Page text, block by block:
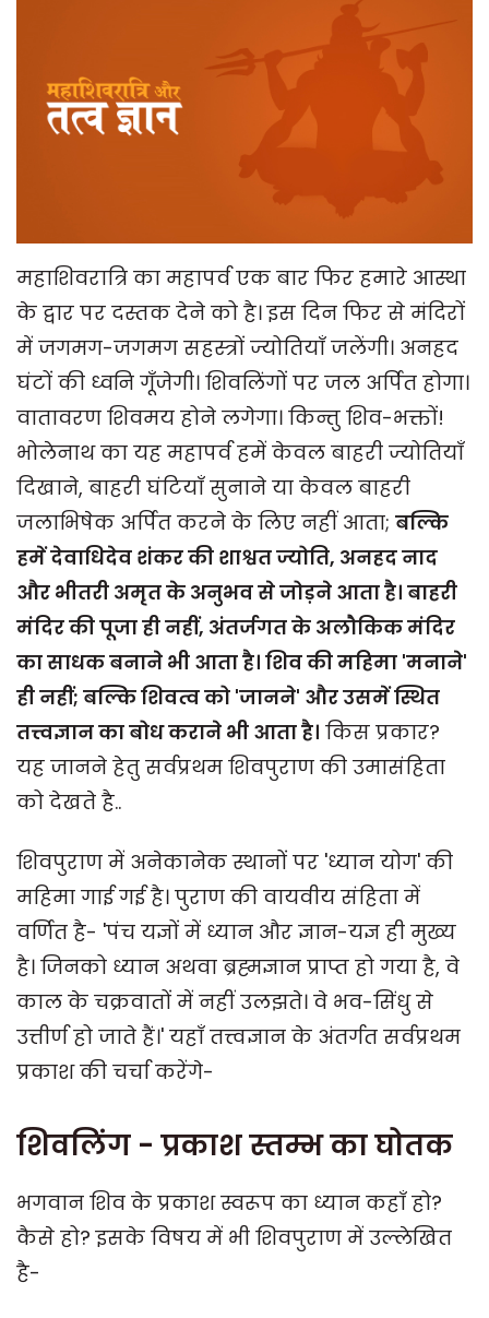
महाशिवरात्रि का महापर्व एक बार फिर हमारे आस्था
के द्वार पर दस्तक देने को है। इस दिन फिर से मंदिरों
में जगमग-जगमग सहस्त्रों ज्योतियाँ जलेंगी। अनहद
घंटों की ध्वनि गूँजेगी। शिवलिंगों पर जल अर्पित होगा।
वातावरण शिवमय होने लगेगा। किन्तु शिव-भक्तों!
भोलेनाथ का यह महापर्व हमें केवल बाहरी ज्योतियाँ
दिखाने, बाहरी घंटियाँ सुनाने या केवल बाहरी
जलाभिषेक अर्पित करने के लिए नहीं आता; बल्कि
हमें देवाधिदेव शंकर की शाश्वत ज्योति, अनहद नाद
और भीतरी अमृत के अनुभव से जोड़ने आता है। बाहरी
मंदिर की पूजा ही नहीं, अंतर्जगत के अलौकिक मंदिर
का साधक बनाने भी आता है। शिव की महिमा 'मनाने'
ही नहीं; बल्कि शिवत्व को 'जानने' और उसमें स्थित
तत्त्वज्ञान का बोध कराने भी आता है। किस प्रकार?
यह जानने हेतु सर्वप्रथम शिवपुराण की उमासंहिता
को देखते है..
शिवपुराण में अनेकानेक स्थानों पर 'ध्यान योग' की
महिमा गाई गई है। पुराण की वायवीय संहिता में
वर्णित है- 'पंच यज्ञों में ध्यान और ज्ञान-यज्ञ ही मुख्य
है। जिनको ध्यान अथवा ब्रह्मज्ञान प्राप्त हो गया है, वे
काल के चक्रवातों में नहीं उलझते। वे भव-सिंधु से
उत्तीर्ण हो जाते हैं।' यहाँ तत्त्वज्ञान के अंतर्गत सर्वप्रथम
प्रकाश की चर्चा करेंगे-
शिवलिंग - प्रकाश स्तम्भ का घोतक
भगवान शिव के प्रकाश स्वरूप का ध्यान कहाँ हो?
कैसे हो? इसके विषय में भी शिवपुराण में उल्लेखित
है-